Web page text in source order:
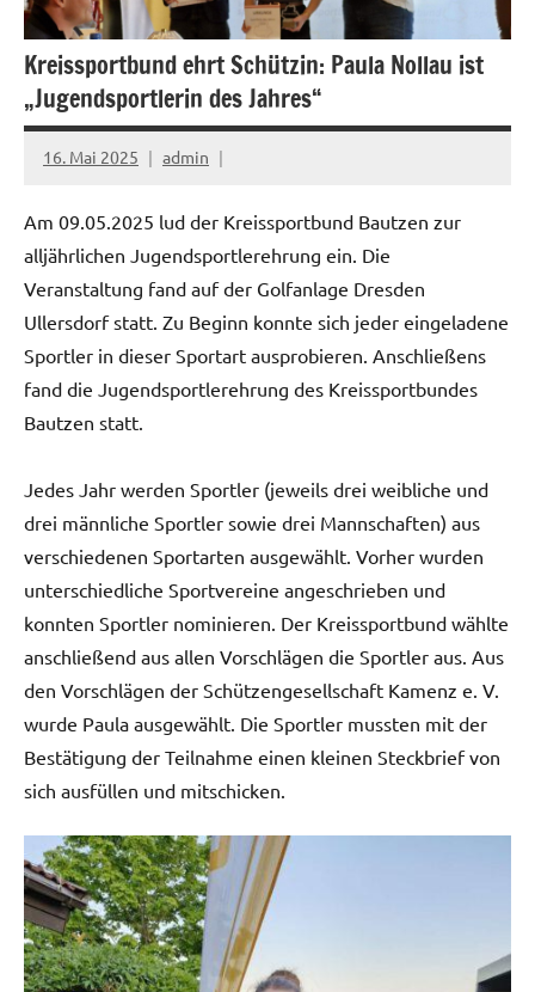
Kreissportbund ehrt Schützin: Paula Nollau ist
„Jugendsportlerin des Jahres“
16. Mai 2025 admin
Am 09.05.2025 lud der Kreissportbund Bautzen zur
alljährlichen Jugendsportlerehrung ein. Die
Veranstaltung fand auf der Golfanlage Dresden
Ullersdorf statt. Zu Beginn konnte sich jeder eingeladene
Sportler in dieser Sportart ausprobieren. Anschließens
fand die Jugendsportlerehrung des Kreissportbundes
Bautzen statt.
Jedes Jahr werden Sportler (jeweils drei weibliche und
drei männliche Sportler sowie drei Mannschaften) aus
verschiedenen Sportarten ausgewählt. Vorher wurden
unterschiedliche Sportvereine angeschrieben und
konnten Sportler nominieren. Der Kreissportbund wählte
anschließend aus allen Vorschlägen die Sportler aus. Aus
den Vorschlägen der Schützengesellschaft Kamenz e. V.
wurde Paula ausgewählt. Die Sportler mussten mit der
Bestätigung der Teilnahme einen kleinen Steckbrief von
sich ausfüllen und mitschicken.